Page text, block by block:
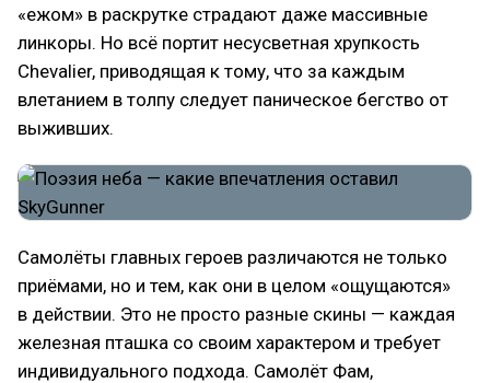
«ежом» в раскрутке страдают даже массивные
линкоры. Но всё портит несусветная хрупкость
Chevalier, приводящая к тому, что за каждым
влетанием в толпу следует паническое бегство от
выживших.
Самолёты главных героев различаются не только
приёмами, но и тем, как они в целом «ощущаются»
в действии. Это не просто разные скины — каждая
железная пташка со своим характером и требует
индивидуального подхода. Самолёт Фам,